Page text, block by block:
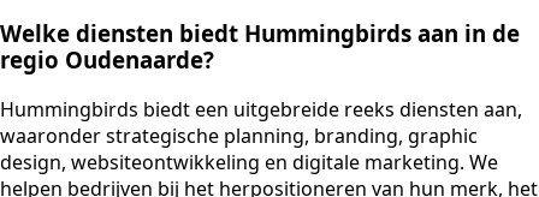
Welke diensten biedt Hummingbirds aan in de
regio Oudenaarde?
Hummingbirds biedt een uitgebreide reeks diensten aan,
waaronder strategische planning, branding, graphic
design, websiteontwikkeling en digitale marketing. We
helpen bedrijven bij het herpositioneren van hun merk, het